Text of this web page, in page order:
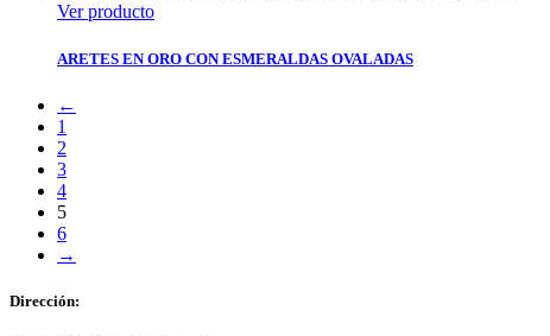
Ver producto
ARETES EN ORO CON ESMERALDAS OVALADAS
←
1
2
3
4
5
6
→
Dirección: